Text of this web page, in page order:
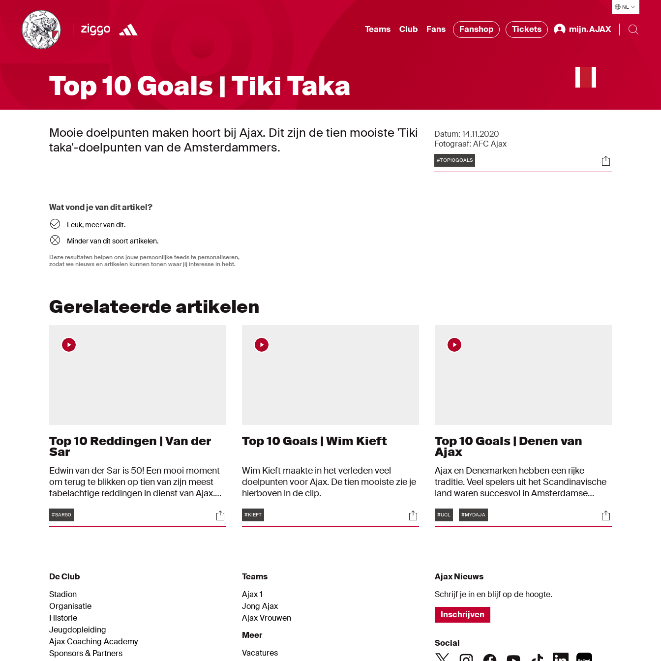
NL
Teams Club Fans Fanshop Tickets mijn.AJAX
Top 10 Goals | Tiki Taka
Mooie doelpunten maken hoort bij Ajax. Dit zijn de tien mooiste 'Tiki
taka'-doelpunten van de Amsterdammers.
Datum: 14.11.2020
Fotograaf: AFC Ajax
Tags
#TOP10GOALS Socials
Wat vond je van dit artikel?
Leuk, meer van dit.
Minder van dit soort artikelen.
Deze resultaten helpen ons jouw persoonlijke feeds te personaliseren,
zodat we nieuws en artikelen kunnen tonen waar jij interesse in hebt.
Gerelateerde artikelen
Top 10 Reddingen | Van der
Sar
Edwin van der Sar is 50! Een mooi moment
om terug te blikken op tien van zijn meest
fabelachtige reddingen in dienst van Ajax.
Madrid en Gremio tot een katachtige reflex
tegen Ac Milan.
Tags
#SAR50 Socials
Top 10 Goals | Wim Kieft
Wim Kieft maakte in het verleden veel
doelpunten voor Ajax. De tien mooiste zie je
hierboven in de clip.
Tags
#KIEFT Socials
Top 10 Goals | Denen van
Ajax
Ajax en Denemarken hebben een rijke
traditie. Veel spelers uit het Scandinavische
land waren succesvol in Amsterdamse
Midtjylland hebben we daarom de tien
mooiste doelpunten van Denen in het Ajax-
Tags
#UCL #MYDAJA Socials
De Club
Stadion
Organisatie
Historie
Jeugdopleiding
Ajax Coaching Academy
Sponsors & Partners
Teams
Ajax 1
Jong Ajax
Ajax Vrouwen
Meer
Vacatures
Ajax Nieuws
Schrijf je in en blijf op de hoogte.
Inschrijven
Social